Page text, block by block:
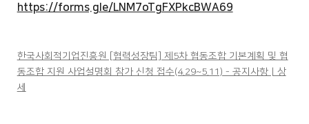
https://forms.gle/LNM7oTgFXPkcBWA69
한국사회적기업진흥원 [협력성장팀] 제5차 협동조합 기본계획 및 협
동조합 지원 사업설명회 참가 신청 접수(4.29~5.11) - 공지사항 | 상
세